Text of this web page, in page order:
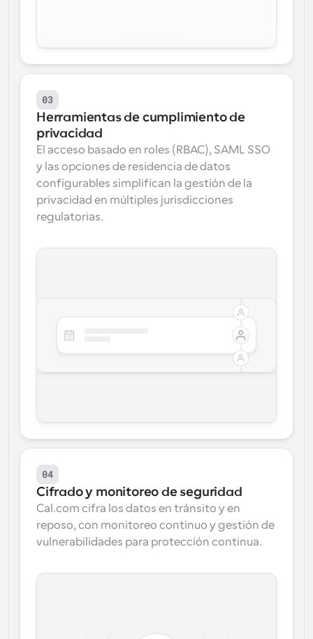
03
Herramientas de cumplimiento de
privacidad
El acceso basado en roles (RBAC), SAML SSO
y las opciones de residencia de datos
configurables simplifican la gestión de la
privacidad en múltiples jurisdicciones
regulatorias.
04
Cifrado y monitoreo de seguridad
Cal.com cifra los datos en tránsito y en
reposo, con monitoreo continuo y gestión de
vulnerabilidades para protección continua.